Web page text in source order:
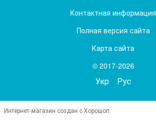
Контактная информация
Полная версия сайта
Карта сайта
© 2017-2026
Укр Рус
Интернет-магазин создан с Хорошоп